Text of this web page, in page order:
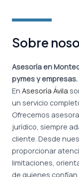
Sobre
Asesoría en
pymes y empresas.
En Asesoría Ávila
un servicio
Ofrecemos
jurídico, siempre
cliente. Desde
proporcionar
limitaciones,
de quienes